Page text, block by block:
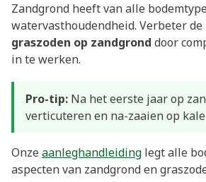
Zandgrond heeft van alle
watervasthoudendheid. Verbeter de
graszoden op zandgrond door
in te werken.
Pro-tip: Na het eerste jaar op
verticuteren en na-zaaien op
Onzeaanleghandleiding legt alle
aspecten van zandgrond en